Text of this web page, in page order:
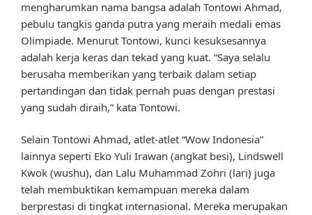
mengharumkan nama bangsa adalah Tontowi Ahmad,
pebulu tangkis ganda putra yang meraih medali emas
Olimpiade. Menurut Tontowi, kunci kesuksesannya
adalah kerja keras dan tekad yang kuat. “Saya selalu
berusaha memberikan yang terbaik dalam setiap
pertandingan dan tidak pernah puas dengan prestasi
yang sudah diraih,” kata Tontowi.
Selain Tontowi Ahmad, atlet-atlet “Wow Indonesia”
lainnya seperti Eko Yuli Irawan (angkat besi), Lindswell
Kwok (wushu), dan Lalu Muhammad Zohri (lari) juga
telah membuktikan kemampuan mereka dalam
berprestasi di tingkat internasional. Mereka merupakan